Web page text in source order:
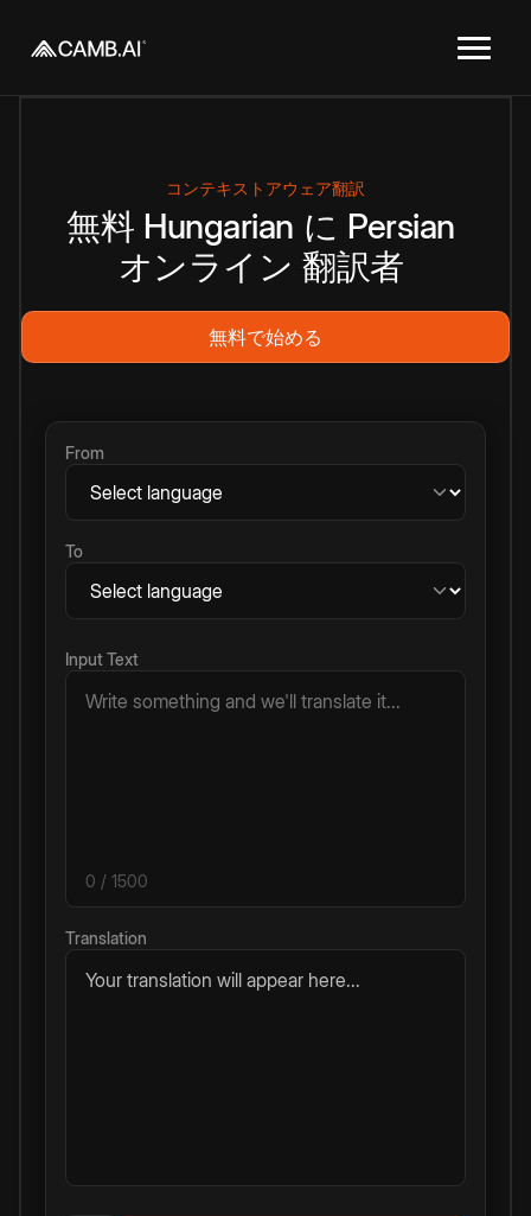
コンテキストアウェア翻訳
無料 Hungarian に Persian
オンライン 翻訳者
無料で始める
From
To
Input Text
0 / 1500
Translation
Your translation will appear here...